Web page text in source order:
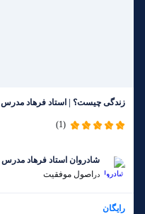
زندگی چیست؟ | استاد فرهاد مدرس
(1)
شادروان استاد فرهاد مدرس
در اصول موفقیت
رایگان